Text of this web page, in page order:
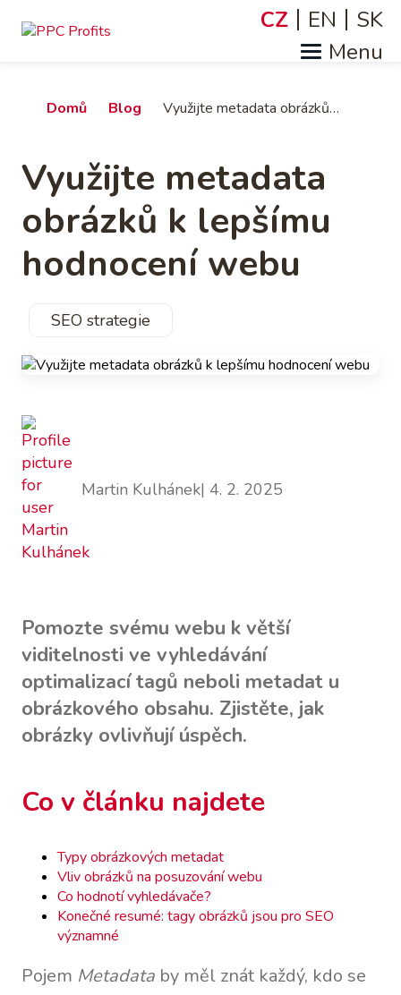
Jazyky
CZ EN SK
Drobečková
Domů Blog Využijte metadata obrázků k lepšímu hodnocení webu
Využijte metadata
obrázků k lepšímu
hodnocení webu
SEO strategie
Martin Kulhánek| 4. 2. 2025
Pomozte svému webu k větší
viditelnosti ve vyhledávání
optimalizací tagů neboli metadat u
obrázkového obsahu. Zjistěte, jak
obrázky ovlivňují úspěch.
Co v článku najdete
Typy obrázkových metadat
Vliv obrázků na posuzování webu
Co hodnotí vyhledávače?
Konečné resumé: tagy obrázků jsou pro SEO
významné
Pojem Metadata by měl znát každý, kdo se